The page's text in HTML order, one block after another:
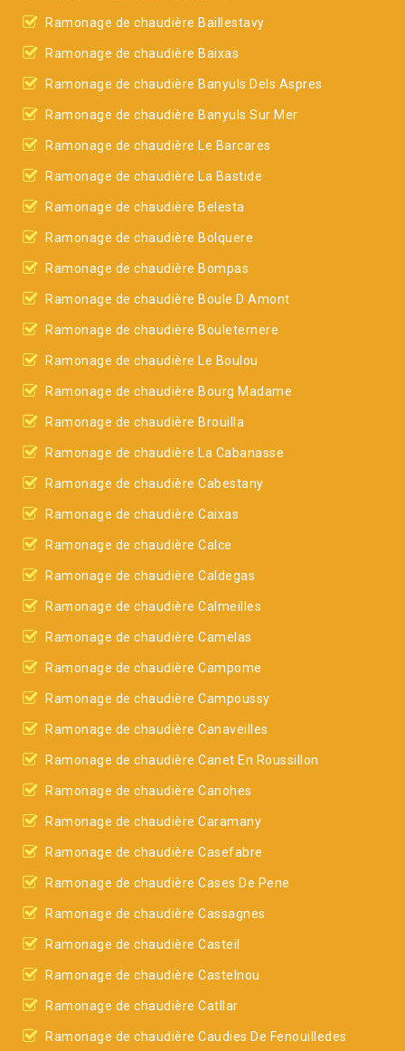
Ramonage de chaudière Baillestavy
Ramonage de chaudière Baixas
Ramonage de chaudière Banyuls Dels Aspres
Ramonage de chaudière Banyuls Sur Mer
Ramonage de chaudière Le Barcares
Ramonage de chaudière La Bastide
Ramonage de chaudière Belesta
Ramonage de chaudière Bolquere
Ramonage de chaudière Bompas
Ramonage de chaudière Boule D Amont
Ramonage de chaudière Bouleternere
Ramonage de chaudière Le Boulou
Ramonage de chaudière Bourg Madame
Ramonage de chaudière Brouilla
Ramonage de chaudière La Cabanasse
Ramonage de chaudière Cabestany
Ramonage de chaudière Caixas
Ramonage de chaudière Calce
Ramonage de chaudière Caldegas
Ramonage de chaudière Calmeilles
Ramonage de chaudière Camelas
Ramonage de chaudière Campome
Ramonage de chaudière Campoussy
Ramonage de chaudière Canaveilles
Ramonage de chaudière Canet En Roussillon
Ramonage de chaudière Canohes
Ramonage de chaudière Caramany
Ramonage de chaudière Casefabre
Ramonage de chaudière Cases De Pene
Ramonage de chaudière Cassagnes
Ramonage de chaudière Casteil
Ramonage de chaudière Castelnou
Ramonage de chaudière Catllar
Ramonage de chaudière Caudies De Fenouilledes